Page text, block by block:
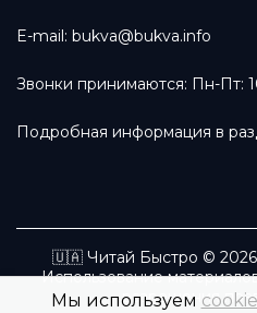
E-mail: bukva@bukva.info
Звонки принимаются: Пн-Пт:
Подробная информация в
🇺🇦 Читай Быстро ©
Использование
разрешения
Мы используем